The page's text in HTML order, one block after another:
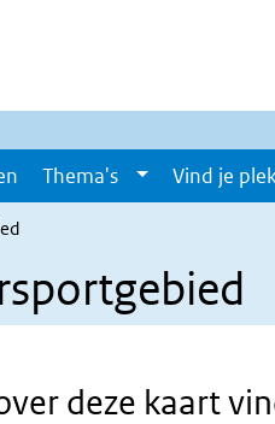
Thema's Vind je
deze kaart